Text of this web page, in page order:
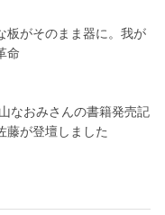
板がそのまま器に。我が
命
山なおみさんの書籍発売記
藤が登壇しました